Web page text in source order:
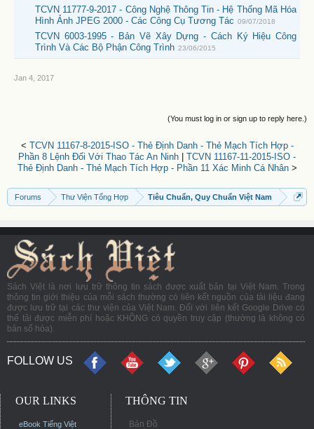
TCVN 11777-9-2017 - Công Nghệ Thông Tin - Hệ Thống Mã Hóa
Hình Ảnh JPEG 2000 - Các Công Cụ Tương Tác 09/07/2018
TCVN 6003-1995 - Bản Vẽ Xây Dựng - Cách Ký Hiệu Công
Trình Và Các Bộ Phận Công Trình 23/06/2015
Jan 4, 2017
(You must log in or sign up to reply here.)
< TCVN 11167-8-2015-ISO - Thẻ Định Danh - Thẻ Mạch Tích Hợp -
Phần 8 Lệnh Đối Với Thao Tác An Ninh
TCVN 11167-11-2015-ISO -
Thẻ Định Danh - Thẻ Mạch Tích Hợp - Phần 11 Xác Minh Cá Nhân>
Forums Thư Viện Tổng Hợp Tiêu Chuẩn, Quy Chuẩn Việt Nam
Sách Việt là nơi lưu trữ thông tin sách được xuất bản tại Việt Nam. Trong
thông tin giới thiệu của mỗi sách thường có liên kết nguồn của tài liệu đang
được lưu trữ tại các thư viện của Việt Nam. Đối với liên kết Google Drive có
thể tải được miễn phí hoặc KHÔNG có quyền truy cập (thường là không có
bản số hóa).
FOLLOW US
OUR LINKS
eBook Tiếng Việt
THÔNG TIN
Bản Đồ